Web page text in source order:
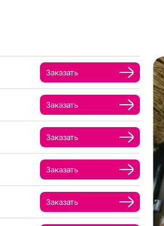
Заказать
Заказать
Заказать
Заказать
Заказать